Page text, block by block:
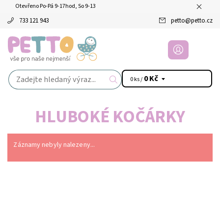
Otevřeno Po-Pá 9-17hod, So 9-13
733 121 943 petto@petto.cz
0 ks / 0 Kč
HLUBOKÉ KOČÁRKY
Záznamy nebyly nalezeny...